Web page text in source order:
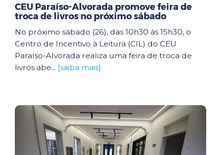
CEU Paraíso-Alvorada promove feira de
troca de livros no próximo sábado
No próximo sábado (26), das 10h30 às 15h30, o
Centro de Incentivo à Leitura (CIL) do CEU
Paraíso-Alvorada realiza uma feira de troca de
livros abe... [saiba mais]